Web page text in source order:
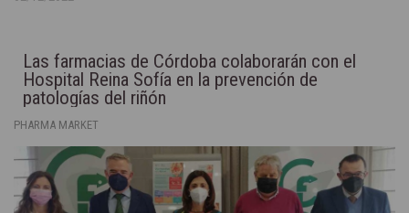
Las farmacias de Córdoba colaborarán con el
Hospital Reina Sofía en la prevención de
patologías del riñón
PHARMA MARKET